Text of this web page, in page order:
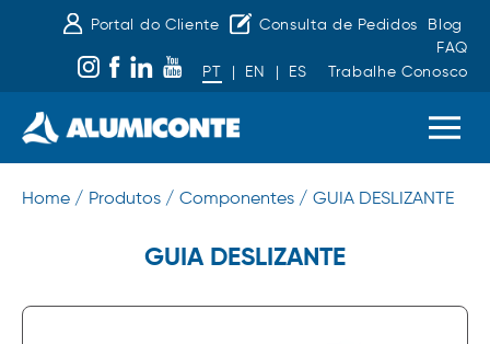
Portal do Cliente Consulta de Pedidos
Blog
FAQ
PT
| EN | ES Trabalhe Conosco
Home / Produtos / Componentes / GUIA DESLIZANTE
GUIA DESLIZANTE